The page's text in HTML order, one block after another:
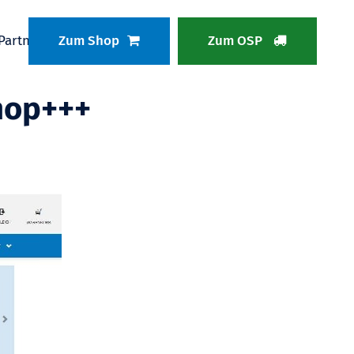
Zum Shop Zum OSP